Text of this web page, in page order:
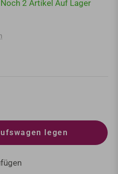
2 Artikel Auf Lager
legen